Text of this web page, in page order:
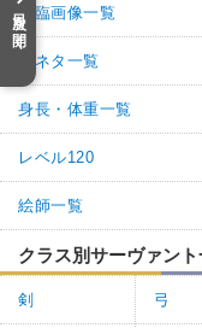
目次を開く再臨画像一覧
元ネタ一覧
身長・体重一覧
レベル120
絵師一覧
クラス別サーヴァン
剣 弓